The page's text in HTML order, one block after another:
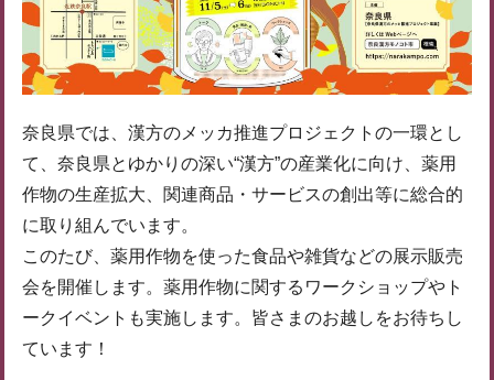
奈良県では、漢方のメッカ推進プロジェクトの一環とし
て、奈良県とゆかりの深い“漢方”の産業化に向け、薬用
作物の生産拡大、関連商品・サービスの創出等に総合的
に取り組んでいます。
このたび、薬用作物を使った食品や雑貨などの展示販売
会を開催します。薬用作物に関するワークショップやト
ークイベントも実施します。皆さまのお越しをお待ちし
ています！